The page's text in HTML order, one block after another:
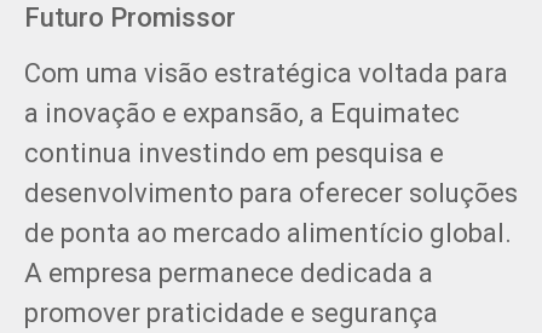
Futuro Promissor
Com uma visão estratégica voltada para
a inovação e expansão, a Equimatec
continua investindo em pesquisa e
desenvolvimento para oferecer soluções
de ponta ao mercado alimentício global.
A empresa permanece dedicada a
promover praticidade e segurança